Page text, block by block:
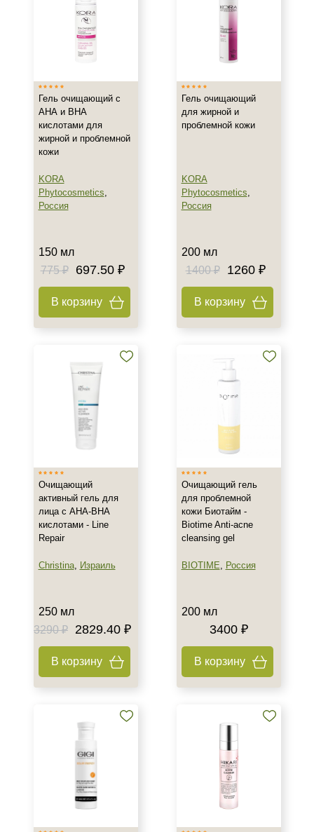
Любой возраст
Показать еще
Действие
Матирование
Обезжиривание
Назначение против
Акне
Возрастные изменения
Показать еще
Область применения
Веки
Декольте
Лицо
8 мл
10 мл
Показать еще
Ингредиенты
Время применения
Вечер
Гель очищающий с
АНА и ВНА
кислотами для
жирной и проблемной
кожи
KORA
Phytocosmetics,
Россия
150 мл
775 ₽
697.50 ₽
В корзину
Гель очищающий
для жирной и
проблемной кожи
KORA
Phytocosmetics,
Россия
200 мл
1400 ₽
1260 ₽
В корзину
Очищающий
активный гель для
лица с AHA-BHA
кислотами - Line
Repair
Christina, Израиль
250 мл
3290 ₽
2829.40 ₽
В корзину
Очищающий гель
для проблемной
кожи Биотайм -
Biotime Anti-acne
cleansing gel
BIOTIME, Россия
200 мл
3400 ₽
В корзину